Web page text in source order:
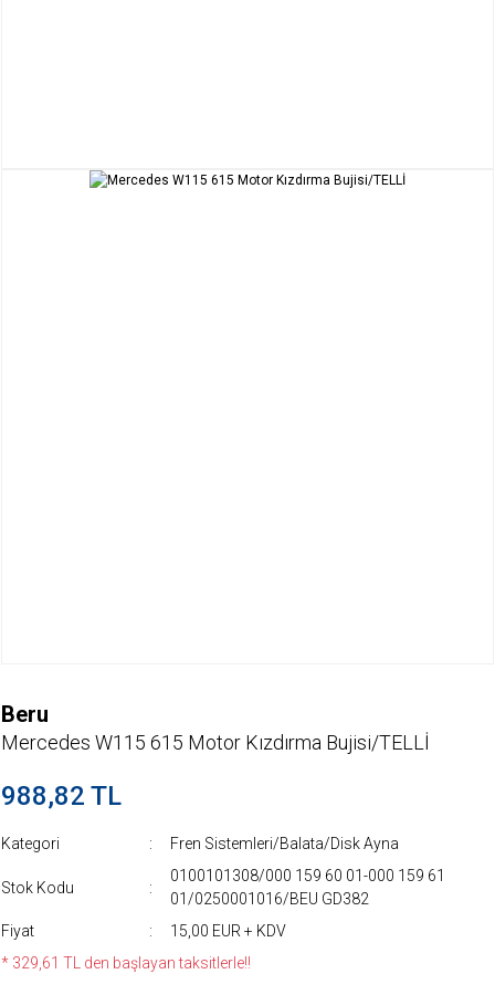
Beru
Mercedes W115 615 Motor Kızdırma Bujisi/TELLİ
988,82 TL
Kategori Fren Sistemleri/Balata/Disk Ayna
Stok Kodu
0100101308/000 159 60 01-000 159 61
01/0250001016/BEU GD382
Fiyat
15,00 EUR + KDV
* 329,61 TL den başlayan taksitlerle!!